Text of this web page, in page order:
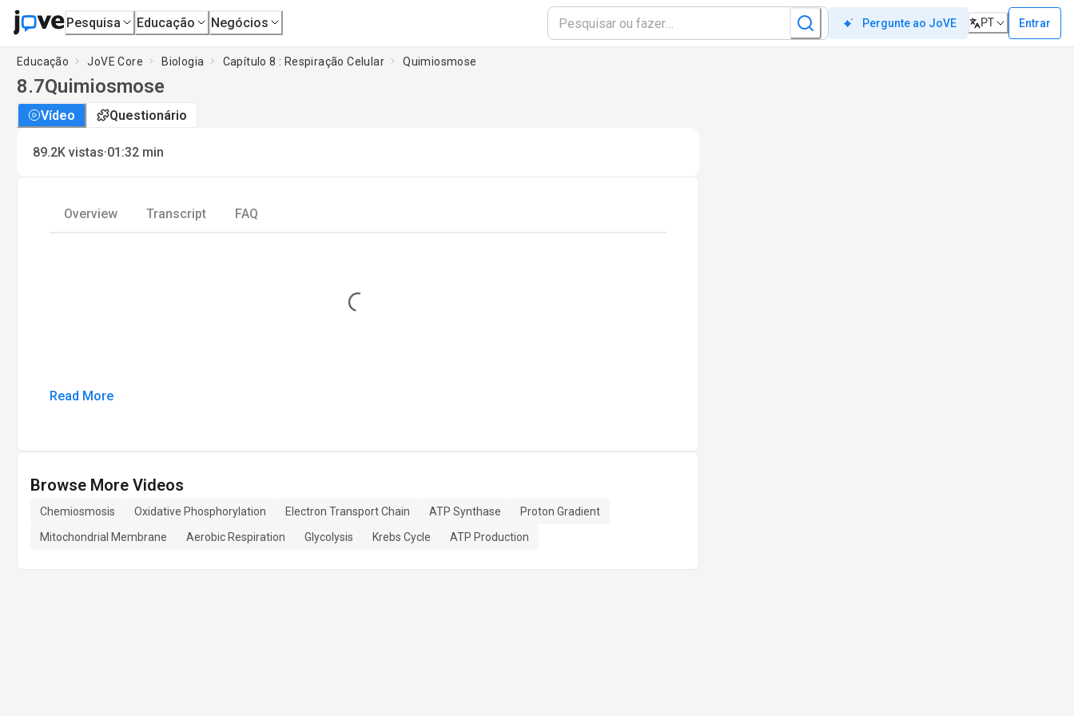
Pesquisa Educação Negócios Pergunte ao JoVE PT Entrar
Educação JoVE Core Biologia Capítulo 8 : Respiração Celular Quimiosmose
8.7Quimiosmose
Vídeo Questionário
89.2K vistas·01:32 min
Overview Transcript FAQ
Loading...
Read More
Browse More Videos
Chemiosmosis Oxidative Phosphorylation Electron Transport Chain ATP Synthase
Proton Gradient
Mitochondrial Membrane
Aerobic Respiration Glycolysis Krebs Cycle ATP Production